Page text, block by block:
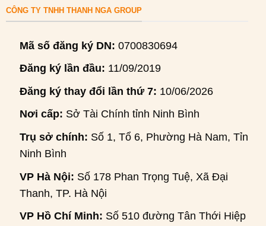
CÔNG TY TNHH THANH NGA GROUP
Mã số đăng ký DN: 0700830694
Đăng ký lần đầu: 11/09/2019
Đăng ký thay đổi lần thứ 7: 10/06/2026
Nơi cấp: Sở Tài Chính tỉnh Ninh Bình
Trụ sở chính: Số 1, Tổ 6, Phường Hà Nam, Tỉnh
Ninh Bình
VP Hà Nội: Số 178 Phan Trọng Tuệ, Xã Đại
Thanh, TP. Hà Nội
VP Hồ Chí Minh: Số 510 đường Tân Thới Hiệp